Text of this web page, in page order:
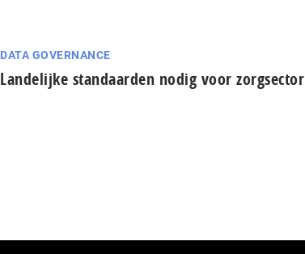
DATA GOVERNANCE
Landelijke standaarden nodig voor zorgsector